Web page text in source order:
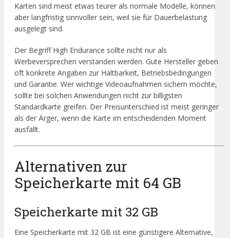
Karten sind meist etwas teurer als normale Modelle, können
aber langfristig sinnvoller sein, weil sie für Dauerbelastung
ausgelegt sind.
Der Begriff High Endurance sollte nicht nur als
Werbeversprechen verstanden werden. Gute Hersteller geben
oft konkrete Angaben zur Haltbarkeit, Betriebsbedingungen
und Garantie. Wer wichtige Videoaufnahmen sichern möchte,
sollte bei solchen Anwendungen nicht zur billigsten
Standardkarte greifen. Der Preisunterschied ist meist geringer
als der Ärger, wenn die Karte im entscheidenden Moment
ausfällt.
Alternativen zur
Speicherkarte mit 64 GB
Speicherkarte mit 32 GB
Eine Speicherkarte mit 32 GB ist eine günstigere Alternative,